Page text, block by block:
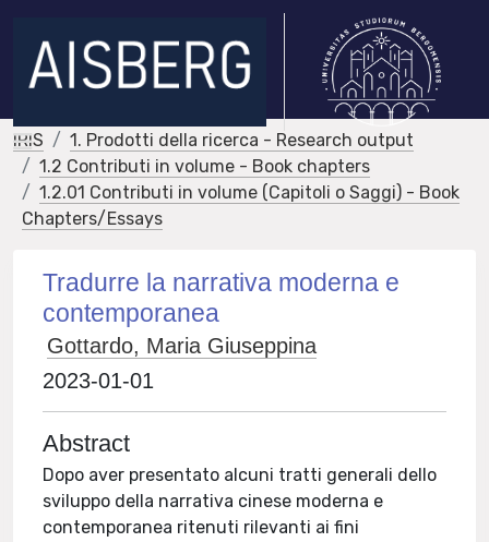
IRIS
1. Prodotti della ricerca - Research output
1.2 Contributi in volume - Book chapters
1.2.01 Contributi in volume (Capitoli o Saggi) - Book
Chapters/Essays
Tradurre la narrativa moderna e
contemporanea
Gottardo, Maria Giuseppina
2023-01-01
Abstract
Dopo aver presentato alcuni tratti generali dello
sviluppo della narrativa cinese moderna e
contemporanea ritenuti rilevanti ai fini